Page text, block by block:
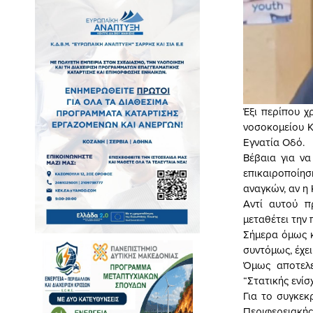
Έξι περίπου
νοσοκομείου
Εγνατία Οδό.
Βέβαια για
αναγκών, αν η
Αντί αυτού
μεταθέτει
Σήμερα όμως
συντόμως,
Όμως
“Στατικής
Για το